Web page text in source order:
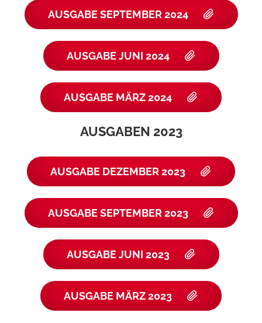
AUSGABE SEPTEMBER 2024
AUSGABE JUNI 2024
AUSGABE MÄRZ 2024
AUSGABEN 2023
AUSGABE DEZEMBER 2023
AUSGABE SEPTEMBER 2023
AUSGABE JUNI 2023
AUSGABE MÄRZ 2023